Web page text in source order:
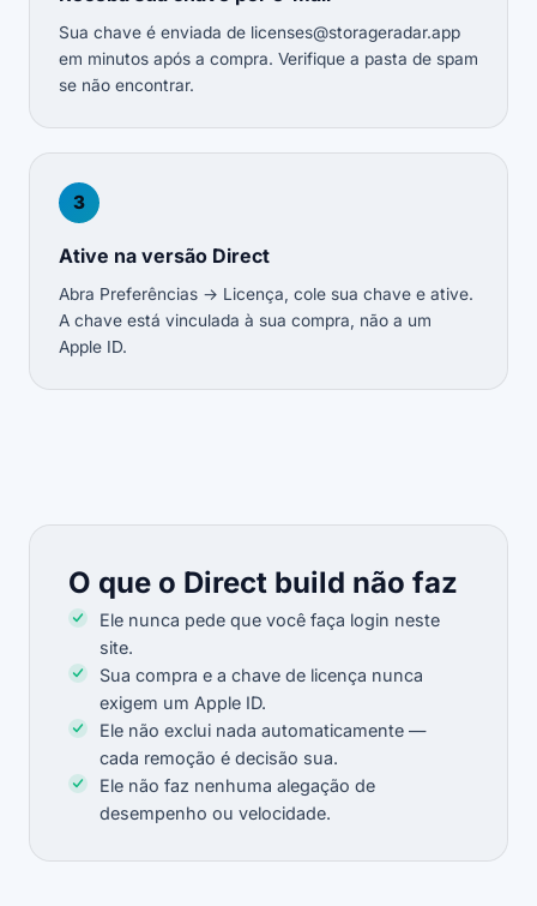
Sua chave é enviada de licenses@storageradar.app
em minutos após a compra. Verifique a pasta de spam
se não encontrar.
3
Ative na versão Direct
Abra Preferências → Licença, cole sua chave e ative.
A chave está vinculada à sua compra, não a um
Apple ID.
O que o Direct build não faz
Ele nunca pede que você faça login neste
site.
Sua compra e a chave de licença nunca
exigem um Apple ID.
Ele não exclui nada automaticamente —
cada remoção é decisão sua.
Ele não faz nenhuma alegação de
desempenho ou velocidade.